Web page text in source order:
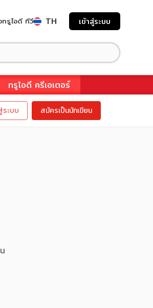
รูไอดี ทีวี TH เข้าสู่ระบบ
ทรูไอดี ครีเอเตอร์
ระบบ สมัครเป็นนักเขียน